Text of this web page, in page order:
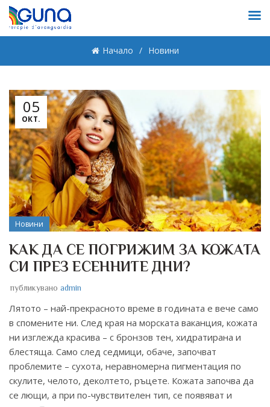
Начало Новини
05
ОКТ.
Новини
КАК ДА СЕ ПОГРИЖИМ ЗА КОЖАТА
СИ ПРЕЗ ЕСЕННИТЕ ДНИ?
публикувано admin
Лятото – най-прекрасното време в годината е вече само
в спомените ни. След края на морската ваканция, кожата
ни изглежда красива – с бронзов тен, хидратирана и
блестяща. Само след седмици, обаче, започват
проблемите – сухота, неравномерна пигментация по
скулите, челото, деколтето, ръцете. Кожата започва да
се лющи, а при по-чувствителен тип, се появяват и